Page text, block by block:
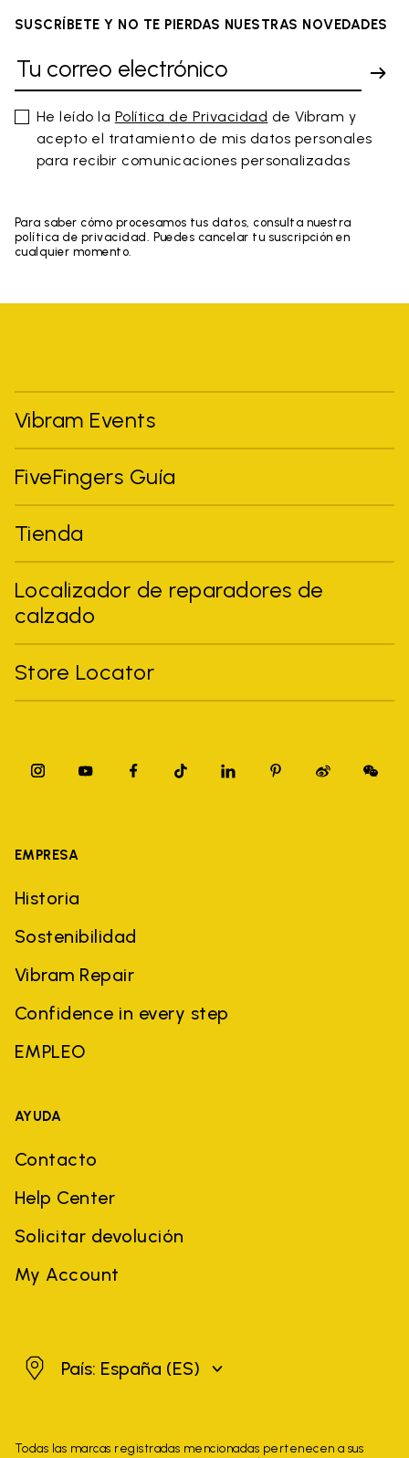
SUSCRÍBETE Y NO TE PIERDAS NUESTRAS NOVEDADES
He leído la Política de Privacidad de Vibram y
acepto el tratamiento de mis datos personales
para recibir comunicaciones personalizadas
Para saber cómo procesamos tus datos, consulta nuestra
política de privacidad. Puedes cancelar tu suscripción en
cualquier momento.
Vibram Events
FiveFingers Guía
Tienda
Localizador de reparadores de
calzado
Store Locator
EMPRESA
Historia
Sostenibilidad
Vibram Repair
Confidence in every step
EMPLEO
AYUDA
Contacto
Help Center
Solicitar devolución
My Account
EspañaPaís: España (ES)
Todas las marcas registradas mencionadas pertenecen a sus